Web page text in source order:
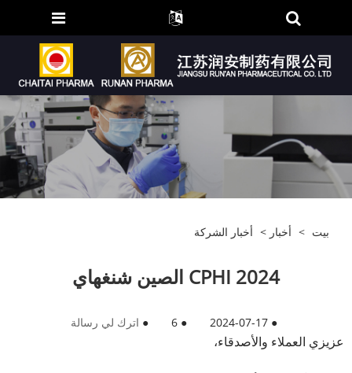
بيت > أخبار > أخبار الشركة
2024 CPHI الصين شنغهاي
●
2024-07-17
●
6
● اترك لي رسالة
عزيزي العملاء والأصدقاء،